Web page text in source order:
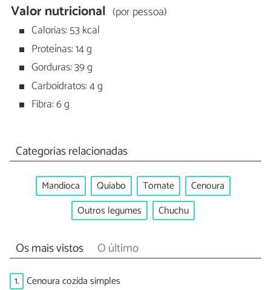
Valor nutricional (por pessoa)
Calorias: 53 kcal
Proteínas: 14 g
Gorduras: 39 g
Carboidratos: 4 g
Fibra: 6 g
Categorias relacionadas
Mandioca Quiabo Tomate
Cenoura
Outros legumes
Chuchu
Os mais vistos O último
1. Cenoura cozida simples